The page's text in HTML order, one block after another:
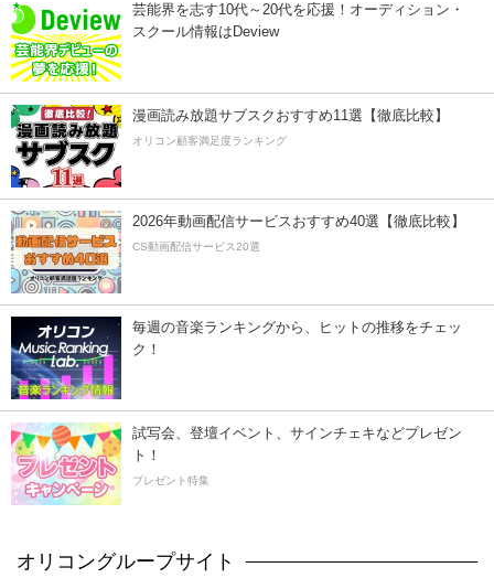
芸能界を志す10代～20代を応援！オーディション・
スクール情報はDeview
漫画読み放題サブスクおすすめ11選【徹底比較】
オリコン顧客満足度ランキング
2026年動画配信サービスおすすめ40選【徹底比較】
CS動画配信サービス20選
毎週の音楽ランキングから、ヒットの推移をチェッ
ク！
試写会、登壇イベント、サインチェキなどプレゼン
ト！
プレゼント特集
オリコングループサイト